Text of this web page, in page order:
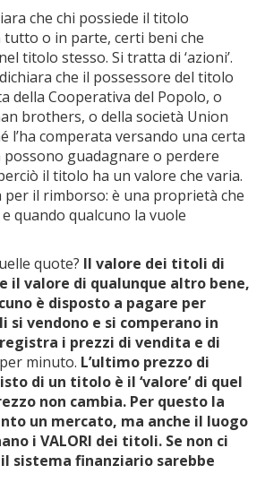
che chi possiede il titolo
tutto o in parte, certi beni che
titolo stesso. Si tratta di ‘azioni’.
che il possessore del titolo
della Cooperativa del Popolo, o
brothers, o della società Union
l’ha comperata versando una certa
possono guadagnare o perdere
il titolo ha un valore che varia.
per il rimborso: è una proprietà che
quando qualcuno la vuole
quote? Il valore dei titoli di
il valore di qualunque altro bene,
è disposto a pagare per
vendono e si comperano in
i prezzi di vendita e di
minuto. L’ultimo prezzo di
di un titolo è il ‘valore’ di quel
non cambia. Per questo la
un mercato, ma anche il luogo
i VALORI dei titoli. Se non ci
sistema finanziario sarebbe